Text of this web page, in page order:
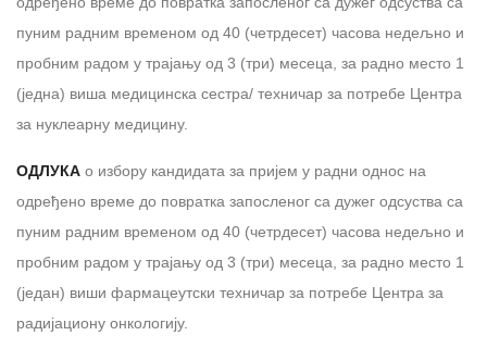
пуним радним временом од 40 (четрдесет) часова недељно и
пробним радом у трајању од 3 (три) месеца, за раднo местo 1
(једна) виша медицинска сестра/ техничар за потребе Центра
за нуклеарну медицину.
ОДЛУКА о избору кандидата за пријем у радни однос на
одређено време до повратка запосленог са дужег одсуства са
пуним радним временом од 40 (четрдесет) часова недељно и
пробним радом у трајању од 3 (три) месеца, за радно место 1
(један) виши фармацеутски техничар за потребе Центра за
радијациону онкологију.